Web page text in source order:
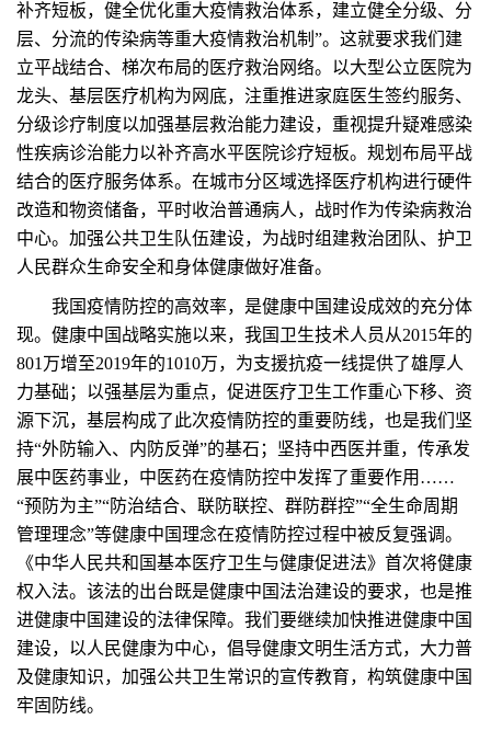
补齐短板，健全优化重大疫情救治体系，建立健全分级、分
层、分流的传染病等重大疫情救治机制”。这就要求我们建
立平战结合、梯次布局的医疗救治网络。以大型公立医院为
龙头、基层医疗机构为网底，注重推进家庭医生签约服务、
分级诊疗制度以加强基层救治能力建设，重视提升疑难感染
性疾病诊治能力以补齐高水平医院诊疗短板。规划布局平战
结合的医疗服务体系。在城市分区域选择医疗机构进行硬件
改造和物资储备，平时收治普通病人，战时作为传染病救治
中心。加强公共卫生队伍建设，为战时组建救治团队、护卫
人民群众生命安全和身体健康做好准备。
我国疫情防控的高效率，是健康中国建设成效的充分体
现。健康中国战略实施以来，我国卫生技术人员从2015年的
801万增至2019年的1010万，为支援抗疫一线提供了雄厚人
力基础；以强基层为重点，促进医疗卫生工作重心下移、资
源下沉，基层构成了此次疫情防控的重要防线，也是我们坚
持“外防输入、内防反弹”的基石；坚持中西医并重，传承发
展中医药事业，中医药在疫情防控中发挥了重要作用……
“预防为主”“防治结合、联防联控、群防群控”“全生命周期
管理理念”等健康中国理念在疫情防控过程中被反复强调。
《中华人民共和国基本医疗卫生与健康促进法》首次将健康
权入法。该法的出台既是健康中国法治建设的要求，也是推
进健康中国建设的法律保障。我们要继续加快推进健康中国
建设，以人民健康为中心，倡导健康文明生活方式，大力普
及健康知识，加强公共卫生常识的宣传教育，构筑健康中国
牢固防线。